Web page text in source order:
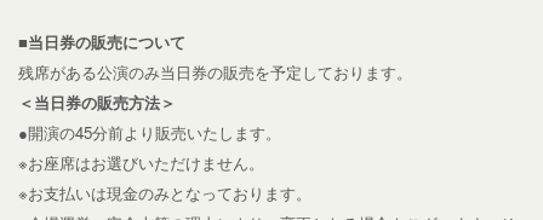
■当日券の販売について
残席がある公演のみ当日券の販売を予定しております。
＜当日券の販売方法＞
●開演の45分前より販売いたします。
※お座席はお選びいただけません。
※お支払いは現金のみとなっております。